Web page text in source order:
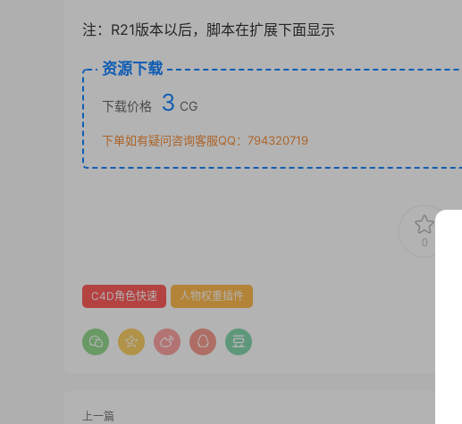
注：R21版本以后，脚本在扩展下面显示
资源下载
下载价格 3 CG
下单如有疑问咨询客服QQ：794320719
0
C4D角色快速 人物权重插件
上一篇